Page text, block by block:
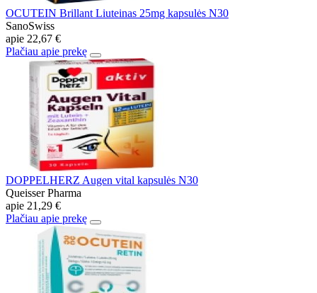
OCUTEIN Brillant Liuteinas 25mg kapsulės N30
SanoSwiss
apie 22,67 €
Plačiau apie prekę
DOPPELHERZ Augen vital kapsulės N30
Queisser Pharma
apie 21,29 €
Plačiau apie prekę